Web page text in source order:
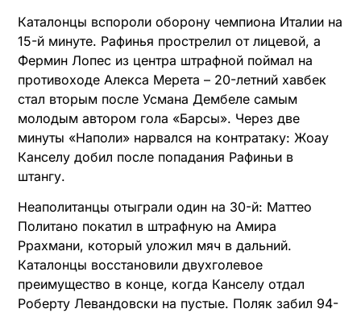
Каталонцы вспороли оборону чемпиона Италии на
15-й минуте. Рафинья прострелил от лицевой, а
Фермин Лопес из центра штрафной поймал на
противоходе Алекса Мерета – 20-летний хавбек
стал вторым после Усмана Дембеле самым
молодым автором гола «Барсы». Через две
минуты «Наполи» нарвался на контратаку: Жоау
Канселу добил после попадания Рафиньи в
штангу.
Неаполитанцы отыграли один на 30-й: Маттео
Политано покатил в штрафную на Амира
Ррахмани, который уложил мяч в дальний.
Каталонцы восстановили двухголевое
преимущество в конце, когда Канселу отдал
Роберту Левандовски на пустые. Поляк забил 94-